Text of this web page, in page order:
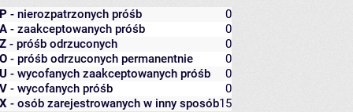
P - nierozpatrzonych próśb
0
A - zaakceptowanych próśb
0
Z - próśb odrzuconych
0
O - próśb odrzuconych permanentnie
0
U - wycofanych zaakceptowanych próśb
0
V - wycofanych próśb
0
X - osób zarejestrowanych w inny sposób15